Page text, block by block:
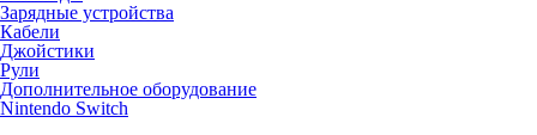
Зарядные устройства
Кабели
Джойстики
Рули
Дополнительное оборудование
Nintendo Switch